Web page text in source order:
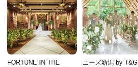
FORTUNE IN THE
ニーズ新潟 by T&G